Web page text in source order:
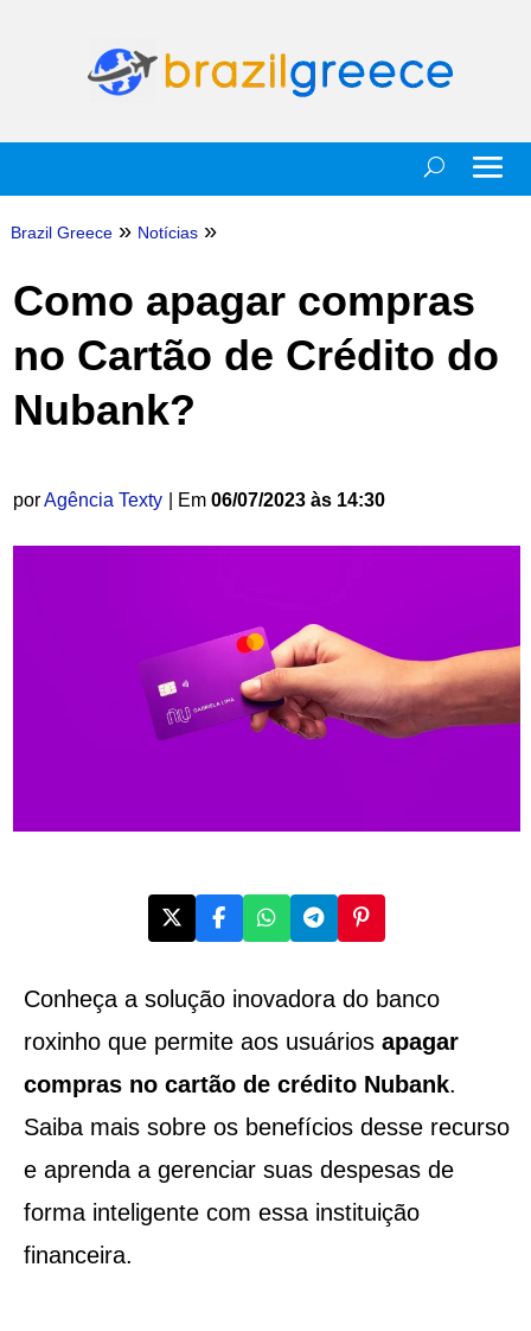
Brazil Greece » Notícias »
Como apagar compras
no Cartão de Crédito do
Nubank?
porAgência Texty | Em 06/07/2023 às 14:30
Conheça a solução inovadora do banco
roxinho que permite aos usuários apagar
compras no cartão de crédito Nubank.
Saiba mais sobre os benefícios desse recurso
e aprenda a gerenciar suas despesas de
forma inteligente com essa instituição
financeira.